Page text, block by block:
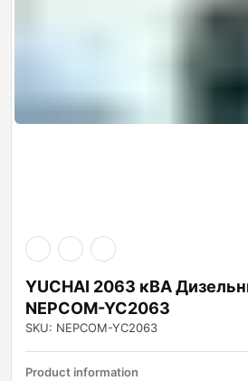
YUCHAI 2063 кВА
NEPCOM-YC2063
SKU: NEPCOM-YC2063
Product information